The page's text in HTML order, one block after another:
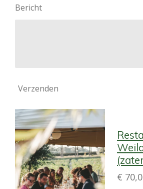
Bericht
Verzenden
€